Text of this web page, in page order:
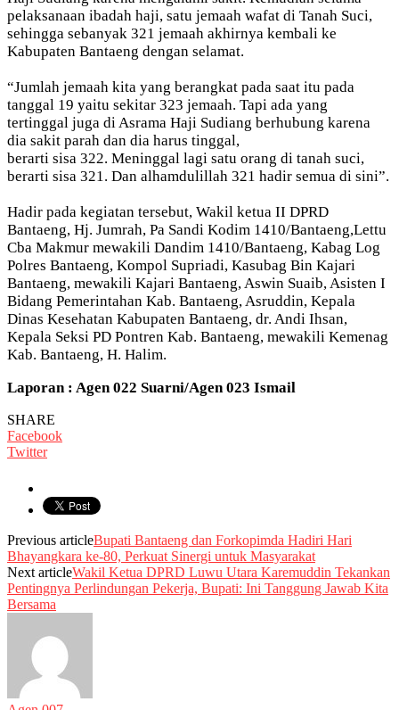
pelaksanaan ibadah haji, satu jemaah wafat di Tanah Suci,
sehingga sebanyak 321 jemaah akhirnya kembali ke
Kabupaten Bantaeng dengan selamat.
“Jumlah jemaah kita yang berangkat pada saat itu pada
tanggal 19 yaitu sekitar 323 jemaah. Tapi ada yang
tertinggal juga di Asrama Haji Sudiang berhubung karena
dia sakit parah dan dia harus tinggal,
berarti sisa 322. Meninggal lagi satu orang di tanah suci,
berarti sisa 321. Dan alhamdulillah 321 hadir semua di sini”.
Hadir pada kegiatan tersebut, Wakil ketua II DPRD
Bantaeng, Hj. Jumrah, Pa Sandi Kodim 1410/Bantaeng,Lettu
Cba Makmur mewakili Dandim 1410/Bantaeng, Kabag Log
Polres Bantaeng, Kompol Supriadi, Kasubag Bin Kajari
Bantaeng, mewakili Kajari Bantaeng, Aswin Suaib, Asisten I
Bidang Pemerintahan Kab. Bantaeng, Asruddin, Kepala
Dinas Kesehatan Kabupaten Bantaeng, dr. Andi Ihsan,
Kepala Seksi PD Pontren Kab. Bantaeng, mewakili Kemenag
Kab. Bantaeng, H. Halim.
Laporan : Agen 022 Suarni/Agen 023 Ismail
SHARE
Facebook
Twitter
Previous articleBupati Bantaeng dan Forkopimda Hadiri Hari
Bhayangkara ke-80, Perkuat Sinergi untuk Masyarakat
Next articleWakil Ketua DPRD Luwu Utara Karemuddin Tekankan
Pentingnya Perlindungan Pekerja, Bupati: Ini Tanggung Jawab Kita
Bersama